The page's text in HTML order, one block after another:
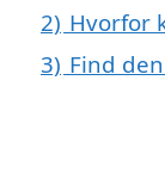
2) Hvorfor
3) Find